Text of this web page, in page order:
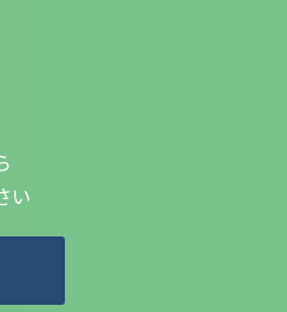
い